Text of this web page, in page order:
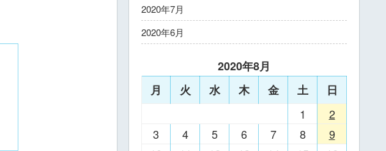
2020年7月
2020年6月
2020年8月
月
火 水 木 金 土
日
1
2
3
4 5 6 7 8
9